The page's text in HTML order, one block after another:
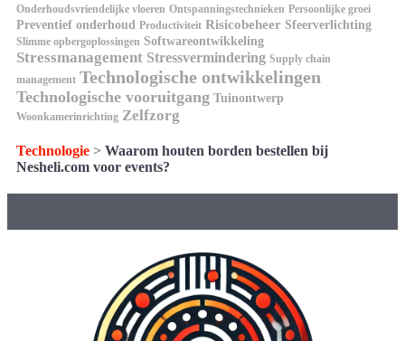
Onderhoudsvriendelijke vloeren Ontspanningstechnieken Persoonlijke groei
Preventief onderhoud Productiviteit Risicobeheer Sfeerverlichting
Slimme opbergoplossingen Softwareontwikkeling
Stressmanagement Stressvermindering Supply chain
management Technologische ontwikkelingen
Technologische vooruitgang Tuinontwerp
Woonkamerinrichting Zelfzorg
Technologie > Waarom houten borden bestellen bij
Nesheli.com voor events?